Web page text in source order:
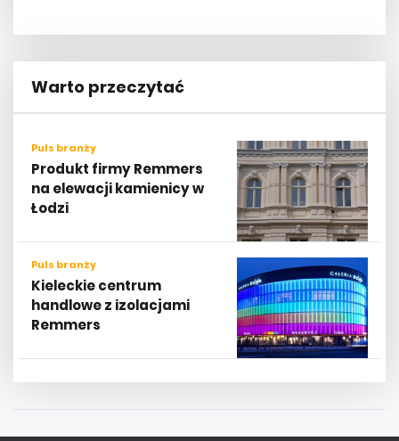
Warto przeczytać
Puls branży
Produkt firmy Remmers
na elewacji kamienicy w
Łodzi
Puls branży
Kieleckie centrum
handlowe z izolacjami
Remmers